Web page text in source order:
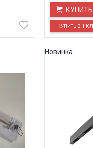
КУПИТЬ
Новинка